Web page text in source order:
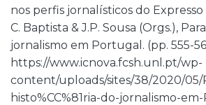
nos perfis jornalísticos do
C. Baptista & J.P. Sousa (Orgs.),
jornalismo em Portugal. (pp. 555-
https://www.icnova.fcsh.unl.pt/wp-
content/uploads/sites/38/2020/05/
histo%CC%81ria-do-jornalismo-